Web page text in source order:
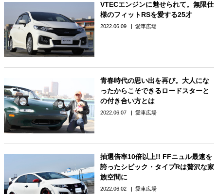
VTECエンジンに魅せられて。無限仕
様のフィットRSを愛する25才
2022.06.09 愛車広場
青春時代の思い出を再び。大人にな
ったからこそできるロードスターと
の付き合い方とは
2022.06.07 愛車広場
抽選倍率10倍以上!! FFニュル最速を
誇ったシビック・タイプRは贅沢な家
族空間に
2022.06.02 愛車広場